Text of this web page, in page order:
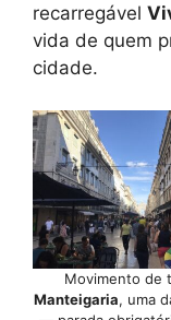
recarregável
vida de quem
cidade.
Movimento de
Manteigaria, uma